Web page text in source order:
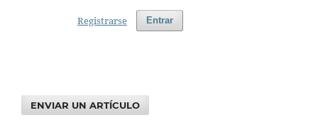
Entrar
Registrarse
ENVIAR UN ARTÍCULO